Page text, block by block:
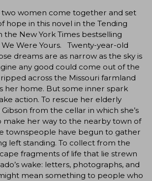
two women come together and set
hope in this novel in the Tending
the New York Times bestselling
Were Yours. Twenty-year-old
dreams are as narrow as the sky is
any good could come out of the
across the Missouri farmland
her home. But some inner spark
action. To rescue her elderly
from the cellar in which she’s
make her way to the nearby town of
townspeople have begun to gather
left standing. To collect from the
fragments of life that lie strewn
wake: letters, photographs, and
mean something to people who